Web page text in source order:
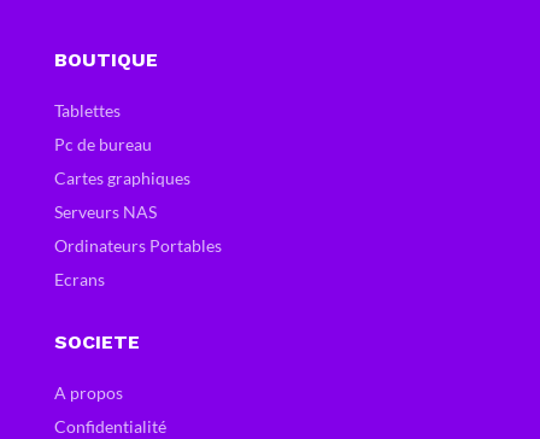
BOUTIQUE
Tablettes
Pc de bureau
Cartes graphiques
Serveurs NAS
Ordinateurs Portables
Ecrans
SOCIETE
A propos
Confidentialité